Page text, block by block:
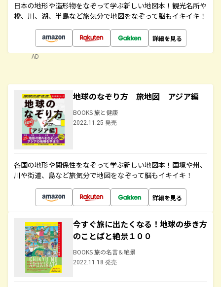
日本の地形や造形物をなぞって学ぶ新しい地図本！観光名所や
橋、川、湖、半島など旅気分で地図をなぞって脳もイキイキ！
詳細を見る
AD
地球のなぞり方 旅地図 アジア編
BOOKS 旅と健康
2022.11.25 発売
各国の地形や関係性をなぞって学ぶ新しい地図本！国境や州、
川や街道、島など旅気分で地図をなぞって脳もイキイキ！
詳細を見る
今すぐ旅に出たくなる！地球の歩き方
のことばと絶景１００
BOOKS 旅の名言＆絶景
2022.11.18 発売